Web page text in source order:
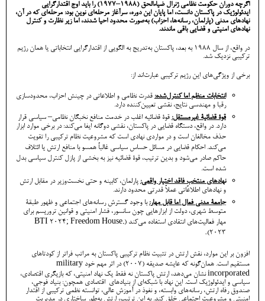
اگرچه دوران حکومت نظامی ژنرال ضیاءالحق (۱۹88–۱۹77) را باید اوج اقتدارگرایی
ایدئولوژیک در پاکستان دانست، اما پایان این دوره، سرآغاز مرحله‌ای نوین بود: مرحله‌ای که در آن،
نهادهای مدنی (پارلمان، رسانه‌ها، احزاب) به‌صورت محدود احیا شدند، اما زیر نظارت و کنترل
نهادهای امنیتی و قضایی باقی ماندند.
در واقع، از سال ۱۹۸۸ به بعد، پاکستان به‌تدریج به الگویی از اقتدارگرایی انتخاباتی یا همان رژیم
ترکیبی نزدیک شد.
برخی از ویژگی‌های این رژیم ترکیبی عبارت‌اند از:
انتخابات منظم اما کنترل‌شده: قدرت نظامی و اطلاعاتی در چینش احزاب، محدودسازی
رقبا و مهندسی نتایج، نقشی تعیین‌کننده دارد.
قوۀ قضائیۀ غیرمستقل: قوۀ قضائیه اغلب در خدمت منافع نخبگان نظامی– سیاسی قرار
دارد. در واقع، دستگاه قضایی در پاکستان، نقشی دوگانه ایفا می‌کند: در برخی موارد ابزار
حذف مخالفان است و در مواردی نهادی است که مشروعیت نظام ترکیبی را تقویت
می‌کند. احکام قضایی در مسائل حساس سیاسی غالباً همسو با منافع ارتش یا ائتلاف
حاکم صادر می‌شود و بدین ترتیب، قوۀ قضائیه نیز به بخشی از پازل کنترل سیاسی بدل
شده است.
نهادهای منتخبِ فاقد اختیار واقعی: پارلمان، کابینه و حتی نخست‌وزیر در مقابل ارتش
و نهادهای اطلاعاتی عملاً قدرتی محدود دارند.
جامعۀ مدنی فعال اما قابل مهار:با وجود گسترش رسانه‌های اجتماعی و ظهور طبقۀ
متوسط شهری، دولت از ابزارهایی چون سانسور، فشار امنیتی و قوانین تروریسم برای
مهار فعالیت‌های انتقادی استفاده می‌کند (BTI 2024; Freedom House,
2023)..
افزون بر این موارد، نقش ارتش در تثبیت نظام ترکیبی پاکستان به مراتب فراتر از کودتاهای
مستقیم است. همان‌گونه که عایشه صدیقه (2007) در اثر مهم خود military
incorporated نشان می‌دهد، ارتش پاکستان نه ‌فقط یک نهاد امنیتی، که بازیگری اقتصادی،
سیاسی و ایدئولوژیک است. این نهاد با شبکه‌ای از بنیادهای اقتصادی همچون: بنیاد فوجی،
صندوق رفاه ارتش، رسانه‌های وابسته، و نفوذ در آموزش عالی، توانسته نظمی ترکیبی از اقتدار